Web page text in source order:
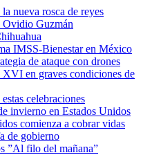
nueva rosca de reyes
Ovidio Guzmán
IMSS-Bienestar en México
de ataque con drones
en graves condiciones de
celebraciones
invierno en Estados Unidos
comienza a cobrar vidas
de gobierno
”Al filo del mañana”